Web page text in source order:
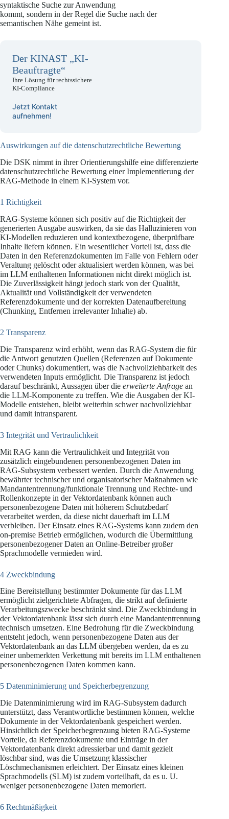
syntaktische Suche zur Anwendung
kommt, sondern in der Regel die Suche nach der
semantischen Nähe gemeint ist.
Der KINAST „KI-
Beauftragte“
Ihre Lösung für rechtssichere
KI-Compliance
Jetzt Kontakt
aufnehmen!
Auswirkungen auf die datenschutzrechtliche Bewertung
Die DSK nimmt in ihrer Orientierungshilfe eine differenzierte
datenschutzrechtliche Bewertung einer Implementierung der
RAG-Methode in einem KI-System vor.
1 Richtigkeit
RAG-Systeme können sich positiv auf die Richtigkeit der
generierten Ausgabe auswirken, da sie das Halluzinieren von
KI-Modellen reduzieren und kontextbezogene, überprüfbare
Inhalte liefern können. Ein wesentlicher Vorteil ist, dass die
Daten in den Referenzdokumenten im Falle von Fehlern oder
Veraltung gelöscht oder aktualisiert werden können, was bei
im LLM enthaltenen Informationen nicht direkt möglich ist.
Die Zuverlässigkeit hängt jedoch stark von der Qualität,
Aktualität und Vollständigkeit der verwendeten
Referenzdokumente und der korrekten Datenaufbereitung
(Chunking, Entfernen irrelevanter Inhalte) ab.
2 Transparenz
Die Transparenz wird erhöht, wenn das RAG-System die für
die Antwort genutzten Quellen (Referenzen auf Dokumente
oder Chunks) dokumentiert, was die Nachvollziehbarkeit des
verwendeten Inputs ermöglicht. Die Transparenz ist jedoch
darauf beschränkt, Aussagen über die erweiterte Anfrage an
die LLM-Komponente zu treffen. Wie die Ausgaben der KI-
Modelle entstehen, bleibt weiterhin schwer nachvollziehbar
und damit intransparent.
3 Integrität und Vertraulichkeit
Mit RAG kann die Vertraulichkeit und Integrität von
zusätzlich eingebundenen personenbezogenen Daten im
RAG-Subsystem verbessert werden. Durch die Anwendung
bewährter technischer und organisatorischer Maßnahmen wie
Mandantentrennung/funktionale Trennung und Rechte- und
Rollenkonzepte in der Vektordatenbank können auch
personenbezogene Daten mit höherem Schutzbedarf
verarbeitet werden, da diese nicht dauerhaft im LLM
verbleiben. Der Einsatz eines RAG-Systems kann zudem den
on-premise Betrieb ermöglichen, wodurch die Übermittlung
personenbezogener Daten an Online-Betreiber großer
Sprachmodelle vermieden wird.
4 Zweckbindung
Eine Bereitstellung bestimmter Dokumente für das LLM
ermöglicht zielgerichtete Abfragen, die strikt auf definierte
Verarbeitungszwecke beschränkt sind. Die Zweckbindung in
der Vektordatenbank lässt sich durch eine Mandantentrennung
technisch umsetzen. Eine Bedrohung für die Zweckbindung
entsteht jedoch, wenn personenbezogene Daten aus der
Vektordatenbank an das LLM übergeben werden, da es zu
einer unbemerkten Verkettung mit bereits im LLM enthaltenen
personenbezogenen Daten kommen kann.
5 Datenminimierung und Speicherbegrenzung
Die Datenminimierung wird im RAG-Subsystem dadurch
unterstützt, dass Verantwortliche bestimmen können, welche
Dokumente in der Vektordatenbank gespeichert werden.
Hinsichtlich der Speicherbegrenzung bieten RAG-Systeme
Vorteile, da Referenzdokumente und Einträge in der
Vektordatenbank direkt adressierbar und damit gezielt
löschbar sind, was die Umsetzung klassischer
Löschmechanismen erleichtert. Der Einsatz eines kleinen
Sprachmodells (SLM) ist zudem vorteilhaft, da es u. U.
weniger personenbezogene Daten memoriert.
6 Rechtmäßigkeit